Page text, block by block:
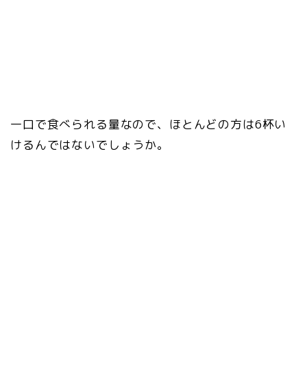
一口で食べられる量なので、ほとんどの方は6杯い
けるんではないでしょうか。